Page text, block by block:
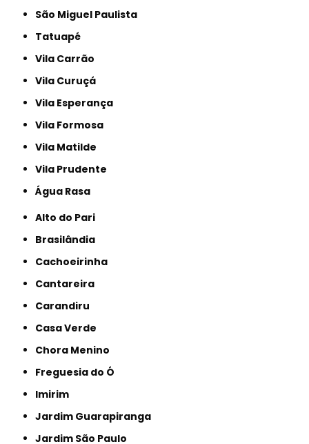
São Miguel Paulista
Tatuapé
Vila Carrão
Vila Curuçá
Vila Esperança
Vila Formosa
Vila Matilde
Vila Prudente
Água Rasa
Alto do Pari
Brasilândia
Cachoeirinha
Cantareira
Carandiru
Casa Verde
Chora Menino
Freguesia do Ó
Imirim
Jardim Guarapiranga
Jardim São Paulo